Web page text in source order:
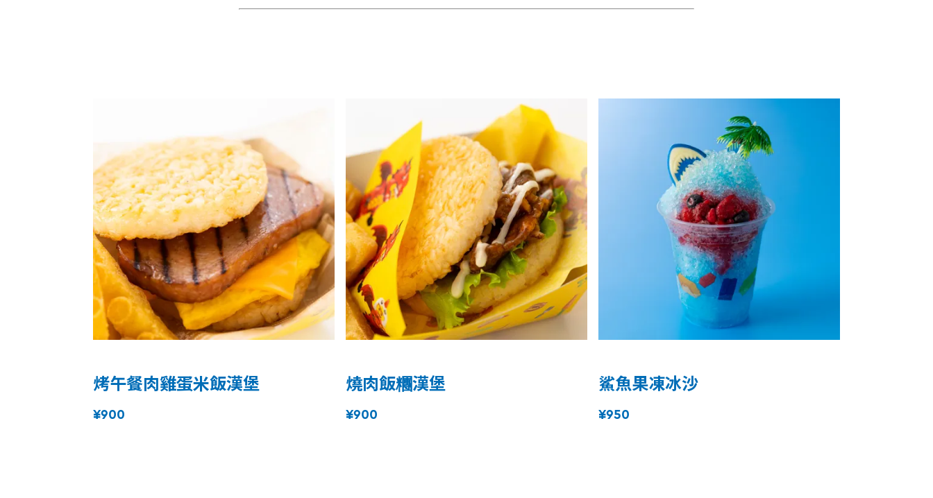
烤午餐肉雞蛋米飯漢堡
¥900
燒肉飯糰漢堡
¥900
鯊魚果凍冰沙
¥950